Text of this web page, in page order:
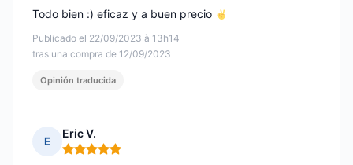
Publicado el 22/09/2023 à 13h14
tras una compra de 12/09/2023
Todo bien :) eficaz y a buen precio
Opinión traducida
E
Eric V.
Nota: 5 de 5